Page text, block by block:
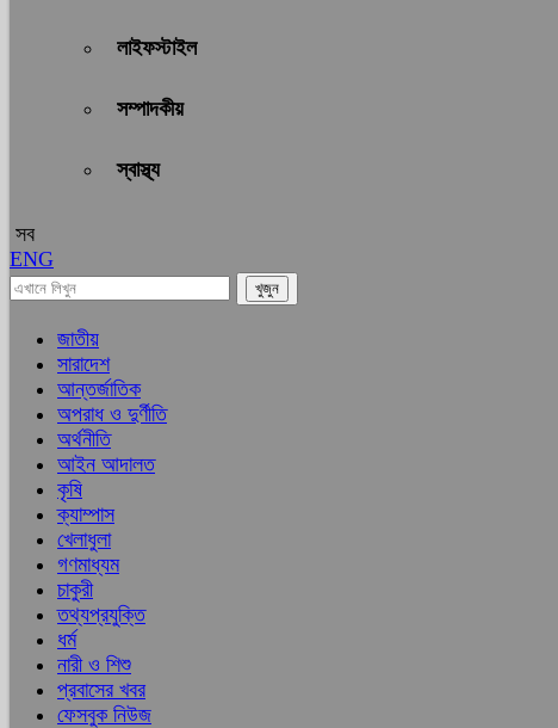
লাইফস্টাইল
সম্পাদকীয়
স্বাস্থ্য
সব
ENG
জাতীয়
সারাদেশ
আন্তর্জাতিক
অপরাধ ও দুর্ণীতি
অর্থনীতি
আইন আদালত
কৃষি
ক্যাম্পাস
খেলাধুলা
গণমাধ্যম
চাকুরী
তথ্যপ্রযুক্তি
ধর্ম
নারী ও শিশু
প্রবাসের খবর
ফেসবুক নিউজ